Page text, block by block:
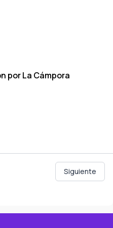
por La Cámpora
Siguiente